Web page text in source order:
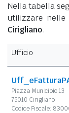
Nella tabella
utilizzare
Cirigliano.
Ufficio
Piazza Municipio 13
75010 Cirigliano
Codice Fiscale: